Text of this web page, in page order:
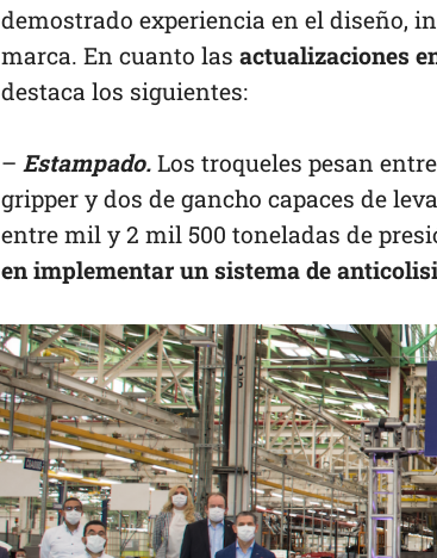
demostrado experiencia en el diseño,
marca. En cuanto las actualizaciones
destaca los siguientes:
– Estampado.Los troqueles pesan
gripper y dos de gancho capaces de
entre mil y 2 mil 500 toneladas de
en implementar un sistema de